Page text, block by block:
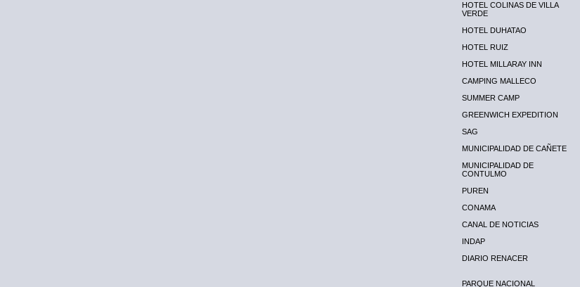
HOTEL COLINAS DE VILLA
VERDE
HOTEL DUHATAO
HOTEL RUIZ
HOTEL MILLARAY INN
CAMPING MALLECO
SUMMER CAMP
GREENWICH EXPEDITION
SAG
MUNICIPALIDAD DE CAÑETE
MUNICIPALIDAD DE
CONTULMO
PUREN
CONAMA
CANAL DE NOTICIAS
INDAP
DIARIO RENACER
PARQUE NACIONAL